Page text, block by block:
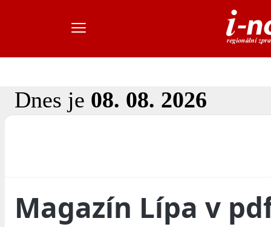
Dnes je 08. 08. 2026
Magazín Lípa v